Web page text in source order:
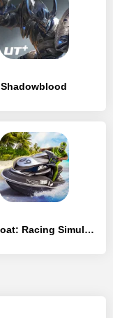
Shadowblood
Top Boat: Racing Simulator 3D